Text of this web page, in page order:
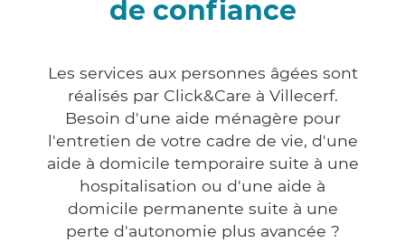
de confiance
Les services aux personnes âgées sont
réalisés par Click&Care à Villecerf.
Besoin d'une aide ménagère pour
l'entretien de votre cadre de vie, d'une
aide à domicile temporaire suite à une
hospitalisation ou d'une aide à
domicile permanente suite à une
perte d'autonomie plus avancée ?